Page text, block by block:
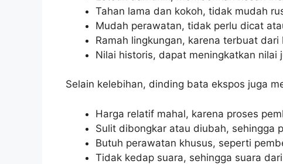
Tahan lama dan kokoh, tidak mudah
Mudah perawatan, tidak perlu dicat
Ramah lingkungan, karena terbuat
Nilai historis, dapat meningkatkan
Selain kelebihan, dinding bata ekspos juga
Harga relatif mahal, karena proses
Sulit dibongkar atau diubah, sehingga
Butuh perawatan khusus, seperti
Tidak kedap suara, sehingga suara